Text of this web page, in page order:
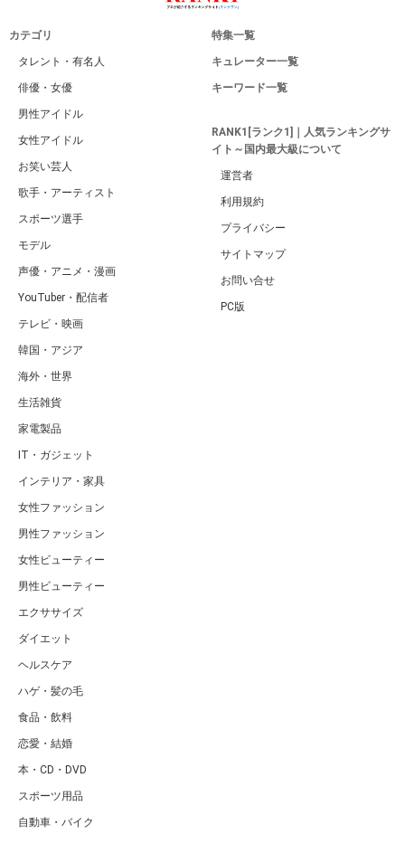
カテゴリ
タレント・有名人
俳優・女優
男性アイドル
女性アイドル
お笑い芸人
歌手・アーティスト
スポーツ選手
モデル
声優・アニメ・漫画
YouTuber・配信者
テレビ・映画
韓国・アジア
海外・世界
生活雑貨
家電製品
IT・ガジェット
インテリア・家具
女性ファッション
男性ファッション
女性ビューティー
男性ビューティー
エクササイズ
ダイエット
ヘルスケア
ハゲ・髪の毛
食品・飲料
恋愛・結婚
本・CD・DVD
スポーツ用品
自動車・バイク
特集一覧
キュレーター一覧
キーワード一覧
RANK1[ランク1]｜人気ランキングサ
イト～国内最大級について
運営者
利用規約
プライバシー
サイトマップ
お問い合せ
PC版